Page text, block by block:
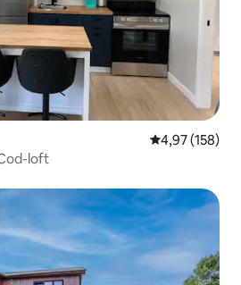
Gemiddelde
4,97 (158)
loft